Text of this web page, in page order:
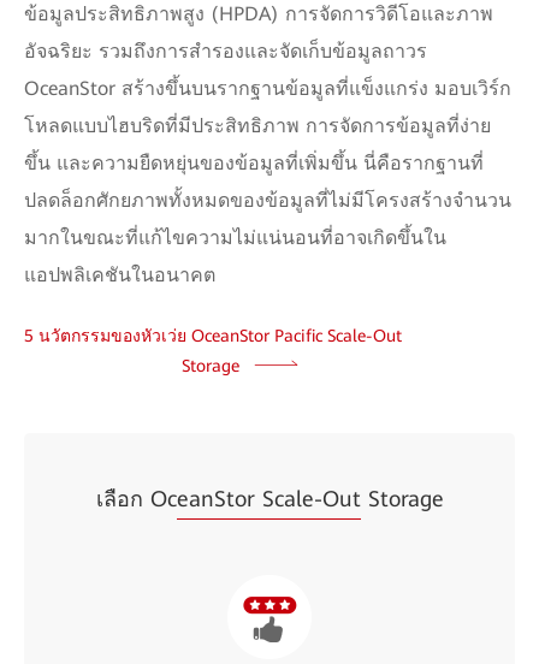
ข้อมูลประสิทธิภาพสูง (HPDA) การจัดการวิดีโอและภาพ
อัจฉริยะ รวมถึงการสำรองและจัดเก็บข้อมูลถาวร
OceanStor สร้างขึ้นบนรากฐานข้อมูลที่แข็งแกร่ง มอบเวิร์ก
โหลดแบบไฮบริดที่มีประสิทธิภาพ การจัดการข้อมูลที่ง่าย
ขึ้น และความยืดหยุ่นของข้อมูลที่เพิ่มขึ้น นี่คือรากฐานที่
ปลดล็อกศักยภาพทั้งหมดของข้อมูลที่ไม่มีโครงสร้างจำนวน
มากในขณะที่แก้ไขความไม่แน่นอนที่อาจเกิดขึ้นใน
แอปพลิเคชันในอนาคต
5 นวัตกรรมของหัวเว่ย OceanStor Pacific Scale-Out
Storage
เลือก OceanStor Scale-Out Storage